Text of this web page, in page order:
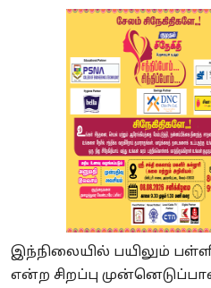
இந்நிலையில் பயிலும்
என்ற சிறப்பு